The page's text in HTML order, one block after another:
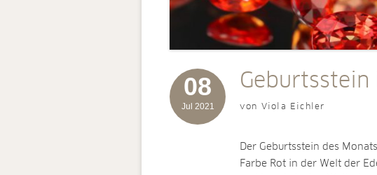
08
Jul 2021 von Viola Eichler
Der Geburtsstein des
Farbe Rot in der Welt der